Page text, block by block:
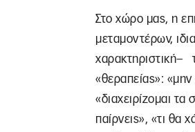
Στο χώρο μας, η
μεταμοντέρων,
χαρακτηριστική–
«θεραπείας»:
«διαχειρίζομαι
παίρνεις», «τι θα